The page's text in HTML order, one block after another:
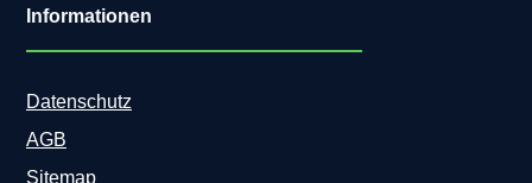
Informationen
Datenschutz
AGB
Sitemap